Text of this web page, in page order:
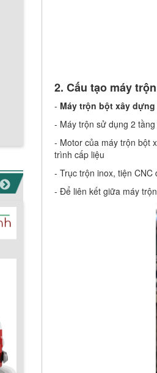
2. Cấu tạo máy
- Máy trộn bột xây dựng
- Máy trộn sử dụng 2
- Motor của máy trộn bột
trình cấp liệu
- Trục trộn inox, tiện
- Để liên kết giữa máy